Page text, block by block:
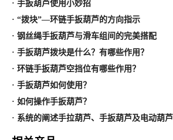
· 手扳葫芦使用小妙招
· “拨块”—环链手扳葫芦的方向指示
· 钢丝绳手扳葫芦与滑车组间的完美搭配
· 手扳葫芦拨块是什么？有哪些作用？
· 环链手扳葫芦空挡位有哪些作用？
· 手扳葫芦如何使用？
· 如何操作手扳葫芦？
· 系统的阐述手拉葫芦、手扳葫芦及电动葫芦